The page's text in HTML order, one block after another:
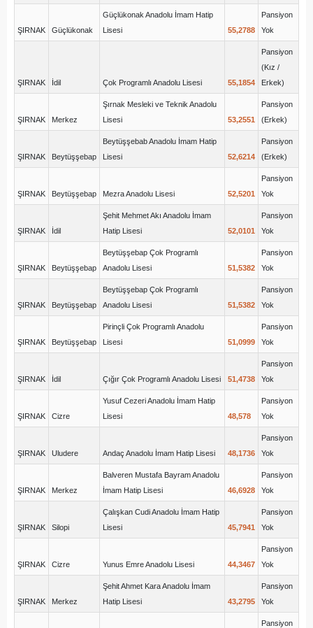
ŞIRNAK Güçlükonak
Güçlükonak Anadolu İmam Hatip
Lisesi
55,2788
Pansiyon
Yok
ŞIRNAK İdil Çok Programlı Anadolu Lisesi 55,1854
Pansiyon
(Kız /
Erkek)
ŞIRNAK Merkez
Şırnak Mesleki ve Teknik Anadolu
Lisesi
53,2551
Pansiyon
(Erkek)
ŞIRNAK Beytüşşebap
Beytüşşebab Anadolu İmam Hatip
Lisesi
52,6214
Pansiyon
(Erkek)
ŞIRNAK Beytüşşebap Mezra Anadolu Lisesi 52,5201
Pansiyon
Yok
ŞIRNAK İdil
Şehit Mehmet Akı Anadolu İmam
Hatip Lisesi
52,0101
Pansiyon
Yok
ŞIRNAK Beytüşşebap
Beytüşşebap Çok Programlı
Anadolu Lisesi
51,5382
Pansiyon
Yok
ŞIRNAK Beytüşşebap
Beytüşşebap Çok Programlı
Anadolu Lisesi
51,5382
Pansiyon
Yok
ŞIRNAK Beytüşşebap
Pirinçli Çok Programlı Anadolu
Lisesi
51,0999
Pansiyon
Yok
ŞIRNAK İdil Çığır Çok Programlı Anadolu Lisesi 51,4738
Pansiyon
Yok
ŞIRNAK Cizre
Yusuf Cezeri Anadolu İmam Hatip
Lisesi
48,578
Pansiyon
Yok
ŞIRNAK Uludere Andaç Anadolu İmam Hatip Lisesi 48,1736
Pansiyon
Yok
ŞIRNAK Merkez
Balveren Mustafa Bayram Anadolu
İmam Hatip Lisesi
46,6928
Pansiyon
Yok
ŞIRNAK Silopi
Çalışkan Cudi Anadolu İmam Hatip
Lisesi
45,7941
Pansiyon
Yok
ŞIRNAK Cizre Yunus Emre Anadolu Lisesi 44,3467
Pansiyon
Yok
ŞIRNAK Merkez
Şehit Ahmet Kara Anadolu İmam
Hatip Lisesi
43,2795
Pansiyon
Yok
Pansiyon